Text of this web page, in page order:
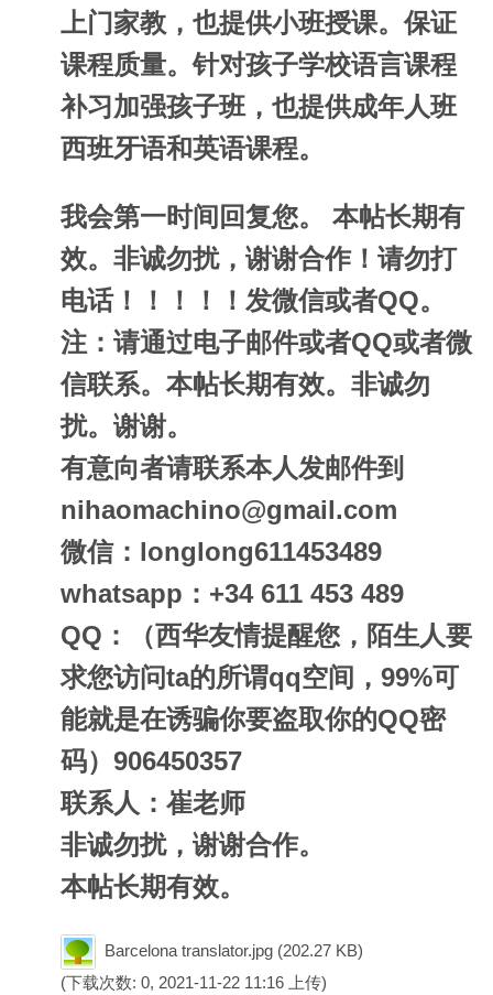
上门家教，也提供小班授课。保证
课程质量。针对孩子学校语言课程
补习加强孩子班，也提供成年人班
西班牙语和英语课程。
我会第一时间回复您。 本帖长期有
效。非诚勿扰，谢谢合作！请勿打
电话！！！！！发微信或者QQ。
注：请通过电子邮件或者QQ或者微
信联系。本帖长期有效。非诚勿
扰。谢谢。
有意向者请联系本人发邮件到
nihaomachino@gmail.com
微信：longlong611453489
whatsapp：+34 611 453 489
QQ：（西华友情提醒您，陌生人要
求您访问ta的所谓qq空间，99%可
能就是在诱骗你要盗取你的QQ密
码）906450357
联系人：崔老师
非诚勿扰，谢谢合作。
本帖长期有效。
Barcelona translator.jpg (202.27 KB)
(下载次数: 0, 2021-11-22 11:16 上传)